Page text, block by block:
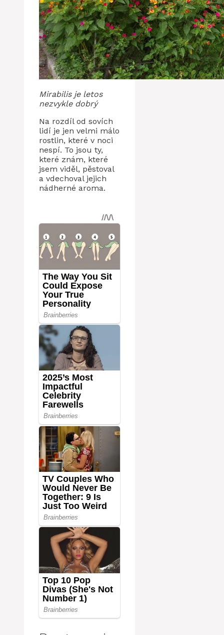
Mirabilis je letos
nezvykle dobrý
Na rozdíl od sovích
lidí je jen velmi málo
rostlin, které v noci
nespí. To jsou ty,
které znám, které
jsem viděl, pěstoval
a vdechoval jejich
nádherné aroma.